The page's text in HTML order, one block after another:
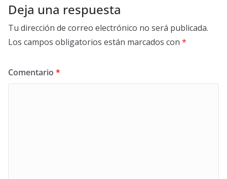
Deja una respuesta
Tu dirección de correo electrónico no será publicada.
Los campos obligatorios están marcados con *
Comentario *